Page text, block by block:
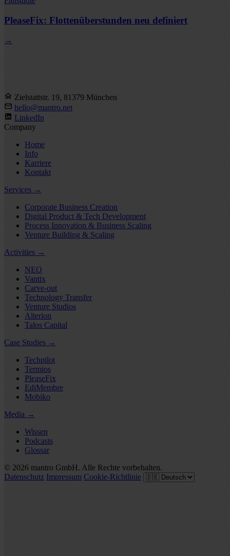
PleaseFix: Flottenüberstunden neu definiert
→
Zielstattstr. 19, 81379 München
hello@mantro.net
LinkedIn
Company
Home
Info
Karriere
Kontakt
Services →
Corporate Business Creation
Digital Product & Tech Development
Process Innovation & Business Scaling
Venture Building & Scaling
Activities →
NEO
Vantix
Carve-out
Technology Transfer
Venture Studios
Alterion
Talos Capital
Case Studies →
Techpilot
Termios
PleaseFix
EdiMembre
Mobiko
Media →
Wissen
Podcasts
Glossar
© 2026 mantro GmbH. Alle Rechte vorbehalten.
Datenschutz Impressum Cookie-Richtlinie